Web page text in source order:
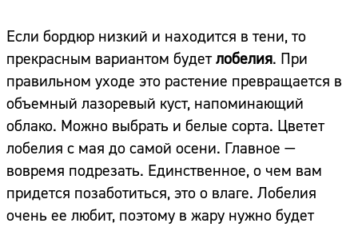
Если бордюр низкий и находится в тени, то
прекрасным вариантом будетлобелия. При
правильном уходе это растение превращается в
объемный лазоревый куст, напоминающий
облако. Можно выбрать и белые сорта. Цветет
лобелия с мая до самой осени. Главное —
вовремя подрезать. Единственное, о чем вам
придется позаботиться, это о влаге. Лобелия
очень ее любит, поэтому в жару нужно будет